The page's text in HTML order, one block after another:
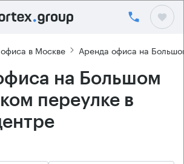
в Москве Аренда офиса на
на Большом
переулке в